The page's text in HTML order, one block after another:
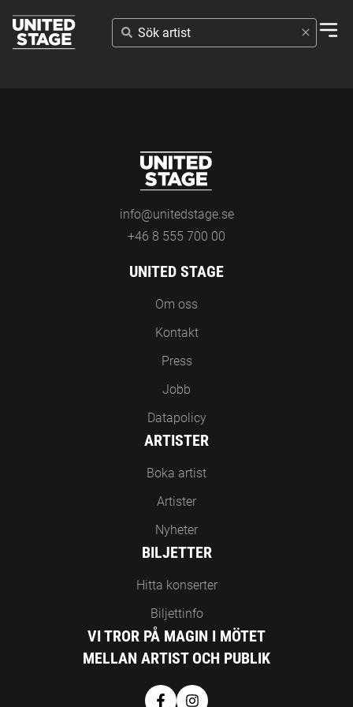
SÖK
ARTIST
info@unitedstage.se
+46 8 555 700 00
UNITED STAGE
Om oss
Kontakt
Press
Jobb
Datapolicy
ARTISTER
Boka artist
Artister
Nyheter
BILJETTER
Hitta konserter
Biljettinfo
VI TROR PÅ MAGIN I MÖTET
MELLAN ARTIST OCH PUBLIK